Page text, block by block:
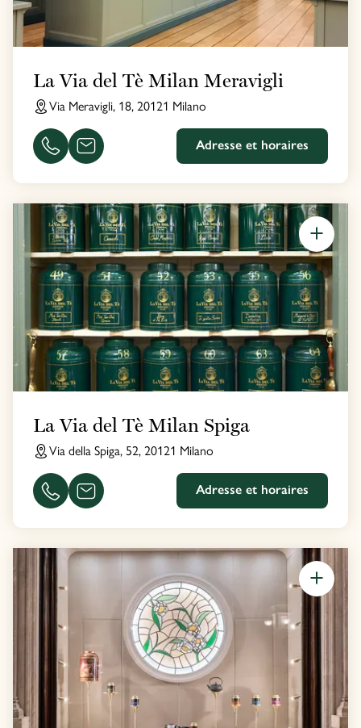
La Via del Tè Milan Meravigli
Via Meravigli, 18, 20121 Milano
Adresse et horaires
La Via del Tè Milan Spiga
Via della Spiga, 52, 20121 Milano
Adresse et horaires